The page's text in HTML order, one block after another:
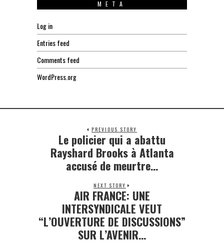
META
Log in
Entries feed
Comments feed
WordPress.org
PREVIOUS STORY
Previous
post:
Le policier qui a abattu
Rayshard Brooks à Atlanta
accusé de meurtre…
NEXT STORY
Next
post:
AIR FRANCE: UNE
INTERSYNDICALE VEUT
“L’OUVERTURE DE DISCUSSIONS”
SUR L’AVENIR…